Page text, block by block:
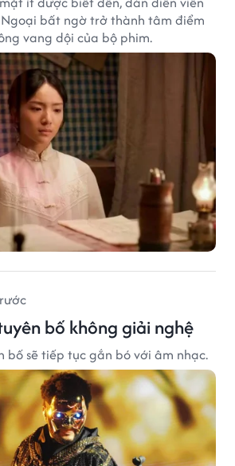
bất ngờ trở thành tâm điểm
vang dội của bộ phim.
bố không giải nghệ
bố sẽ tiếp tục gắn bó với âm nhạc.